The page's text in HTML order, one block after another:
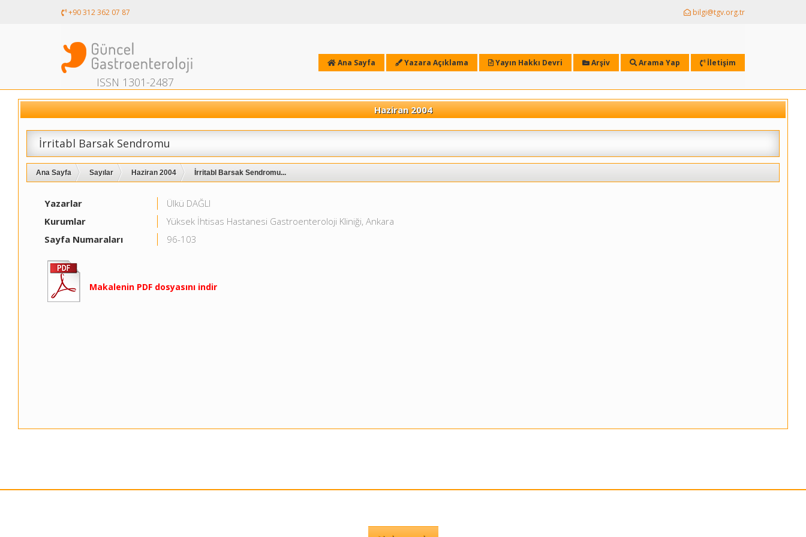
+90 312 362 07 87 bilgi@tgv.org.tr
ISSN 1301-2487
Ana Sayfa Yazara Açıklama Yayın Hakkı Devri Arşiv Arama Yap İletişim
Haziran 2004
İrritabl Barsak Sendromu
Ana Sayfa Sayılar Haziran 2004 İrritabl Barsak Sendromu...
Yazarlar
Ülkü DAĞLI
Kurumlar
Yüksek İhtisas Hastanesi Gastroenteroloji Kliniği, Ankara
Sayfa Numaraları
96-103
Makalenin PDF dosyasını indir